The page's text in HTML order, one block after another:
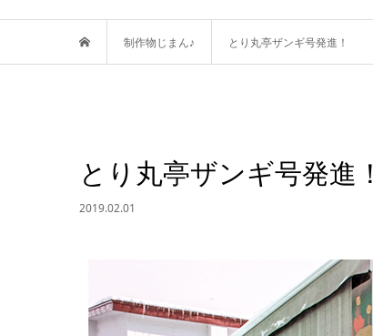
制作物じまん♪ とり丸亭ザンギ号発進！
とり丸亭ザンギ号発進！
2019.02.01